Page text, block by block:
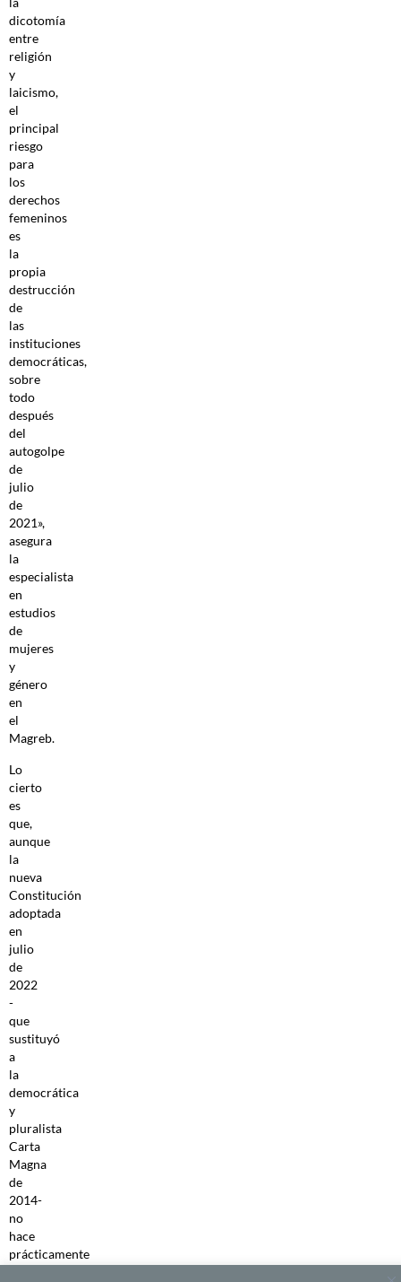
dicotomía
entre
religión
y
laicismo,
el
principal
riesgo
para
los
derechos
femeninos
es
la
propia
destrucción
de
las
instituciones
democráticas,
sobre
todo
después
del
autogolpe
de
julio
de
2021»,
asegura
la
especialista
en
estudios
de
mujeres
y
género
en
el
Magreb.
Lo
cierto
es
que,
aunque
la
nueva
Constitución
adoptada
en
julio
de
2022
-
que
sustituyó
a
la
democrática
y
pluralista
Carta
Magna
de
2014-
no
hace
prácticamente